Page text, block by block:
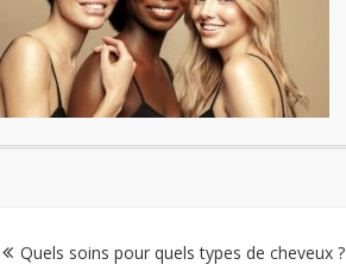
Navigation
Quels soins pour quels types de cheveux ?